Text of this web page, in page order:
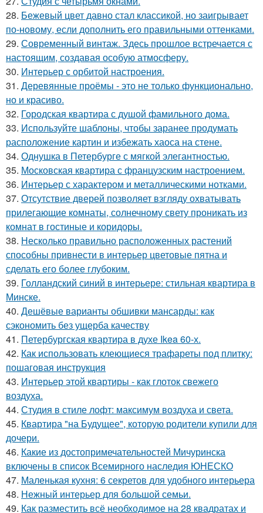
28. Бежевый цвет давно стал классикой, но заигрывает
по-новому, если дополнить его правильными оттенками.
29. Современный винтаж. Здесь прошлое встречается с
настоящим, создавая особую атмосферу.
30. Интерьер с орбитой настроения.
31. Деревянные проёмы - это не только функционально,
но и красиво.
32. Городская квартира с душой фамильного дома.
33. Используйте шаблоны, чтобы заранее продумать
расположение картин и избежать хаоса на стене.
34. Однушка в Петербурге с мягкой элегантностью.
35. Московская квартира с французским настроением.
36. Интерьер с характером и металлическими нотками.
37. Отсутствие дверей позволяет взгляду охватывать
прилегающие комнаты, солнечному свету проникать из
комнат в гостиные и коридоры.
38. Несколько правильно расположенных растений
способны привнести в интерьер цветовые пятна и
сделать его более глубоким.
39. Голландский синий в интерьере: стильная квартира в
Минске.
40. Дешёвые варианты обшивки мансарды: как
сэкономить без ущерба качеству
41. Петербургская квартира в духе Ikea 60-х.
42. Как использовать клеющиеся трафареты под плитку:
пошаговая инструкция
43. Интерьер этой квартиры - как глоток свежего
воздуха.
44. Студия в стиле лофт: максимум воздуха и света.
45. Квартира "на Будущее", которую родители купили для
дочери.
46. Какие из достопримечательностей Мичуринска
включены в список Всемирного наследия ЮНЕСКО
47. Маленькая кухня: 6 секретов для удобного интерьера
48. Нежный интерьер для большой семьи.
49. Как разместить всё необходимое на 28 квадратах и